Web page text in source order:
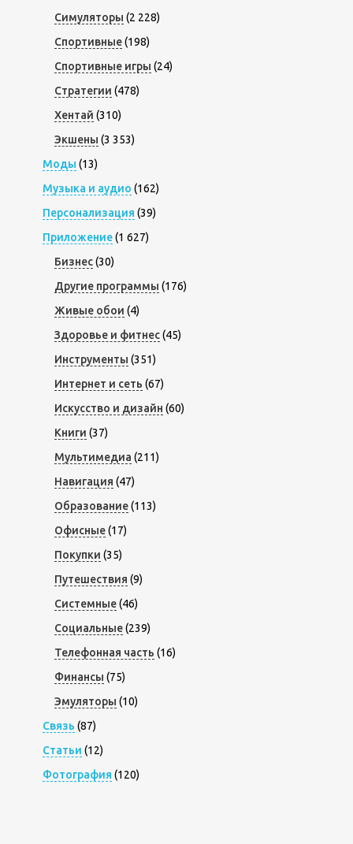
Симуляторы (2 228)
Спортивные(198)
Спортивные игры (24)
Стратегии (478)
Хентай (310)
Экшены (3 353)
Моды (13)
Музыка и аудио (162)
Персонализация (39)
Приложение(1 627)
Бизнес(30)
Другие программы (176)
Живые обои (4)
Здоровье и фитнес(45)
Инструменты (351)
Интернет и сеть (67)
Искусство и дизайн (60)
Книги (37)
Мультимедиа (211)
Навигация (47)
Образование(113)
Офисные(17)
Покупки (35)
Путешествия (9)
Системные(46)
Социальные(239)
Телефонная часть (16)
Финансы (75)
Эмуляторы (10)
Связь (87)
Статьи (12)
Фотография (120)